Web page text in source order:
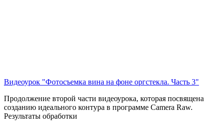
Видеоурок "Фотосъемка вина на фоне оргстекла. Часть 3"
Продолжение второй части видеоурока, которая посвящена
созданию идеального контура в программе Camera Raw.
Результаты обработки